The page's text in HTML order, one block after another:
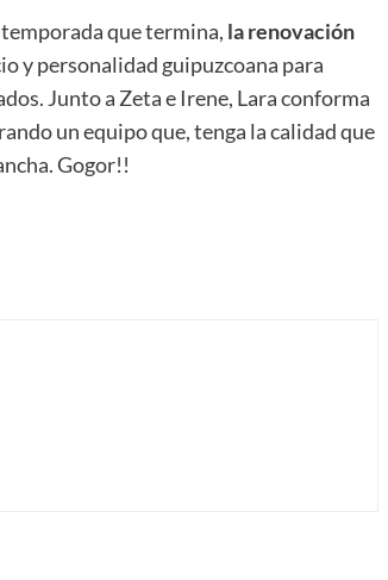
que termina, la renovación
y personalidad guipuzcoana para
Junto a Zeta e Irene, Lara conforma
un equipo que, tenga la calidad que
Gogor!!